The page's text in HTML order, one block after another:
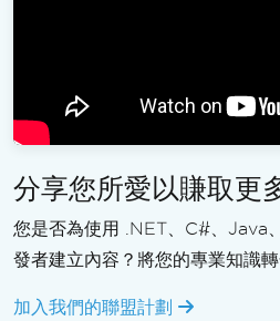
分享您所愛以賺取更
您是否為使用 .NET、C#、Java
發者建立內容？將您的專業知識轉
加入我們的聯盟計劃